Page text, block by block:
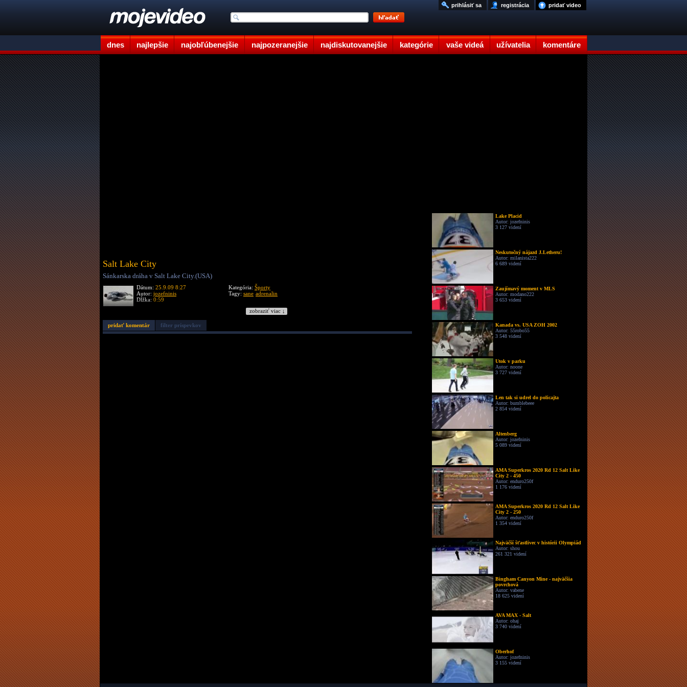
dnes najlepšie najobľúbenejšie najpozeranejšie najdiskutovanejšie kategórie vaše videá užívatelia komentáre
pridať video
registrácia
prihlásiť sa
Salt Lake City
Sánkarska dráha v Salt Lake City.(USA)
Dátum: 25.9.09 8:27
Autor: jozefninis
Dĺžka: 0:59
Kategória: Športy
Tagy: sane adrenalin
zobraziť viac ↓
pridať komentár filter príspevkov
Lake Placid
Autor: jozefninis
3 127 videní
Neskutočný nájazd J.Letheru!
Autor: milanista222
6 689 videní
Zaujímavý moment v MLS
Autor: modano222
3 653 videní
Kanada vs. USA ZOH 2002
Autor: 55robo55
3 548 videní
Utok v parku
Autor: noone
3 727 videní
Len tak si udrel do policajta
Autor: bumblebeee
2 854 videní
Altenberg
Autor: jozefninis
5 089 videní
AMA Superkros 2020 Rd 12 Salt Like
City 2 - 450
Autor: enduro250f
1 176 videní
AMA Superkros 2020 Rd 12 Salt Like
City 2 - 250
Autor: enduro250f
1 354 videní
Najväčší šťastlivec v histórii Olympiád
Autor: shou
261 321 videní
Bingham Canyon Mine - najväčšia
povrchová
Autor: vabene
18 625 videní
AVA MAX - Salt
Autor: ohaj
3 740 videní
Oberhof
Autor: jozefninis
3 155 videní